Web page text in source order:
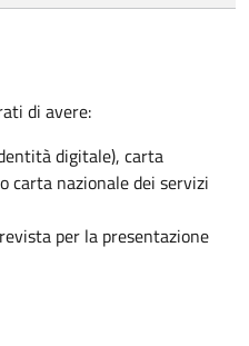
di avere:
digitale), carta
carta nazionale dei servizi
per la presentazione